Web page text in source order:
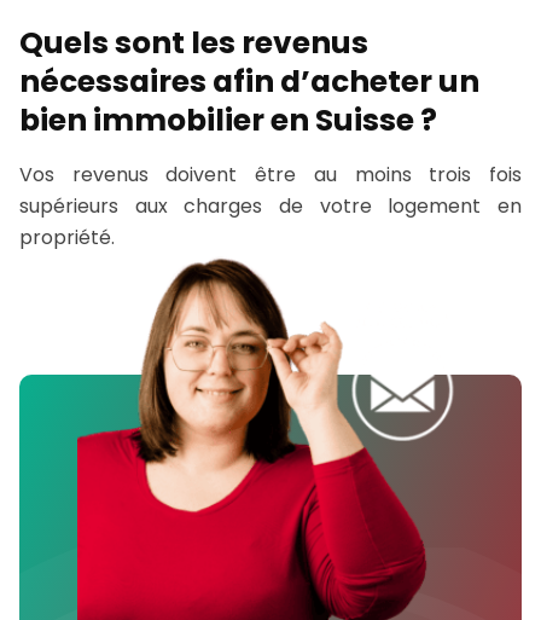
Quels sont les revenus
nécessaires afin d’acheter un
bien immobilier en Suisse ?
Vos revenus doivent être au moins trois fois
supérieurs aux charges de votre logement en
propriété.